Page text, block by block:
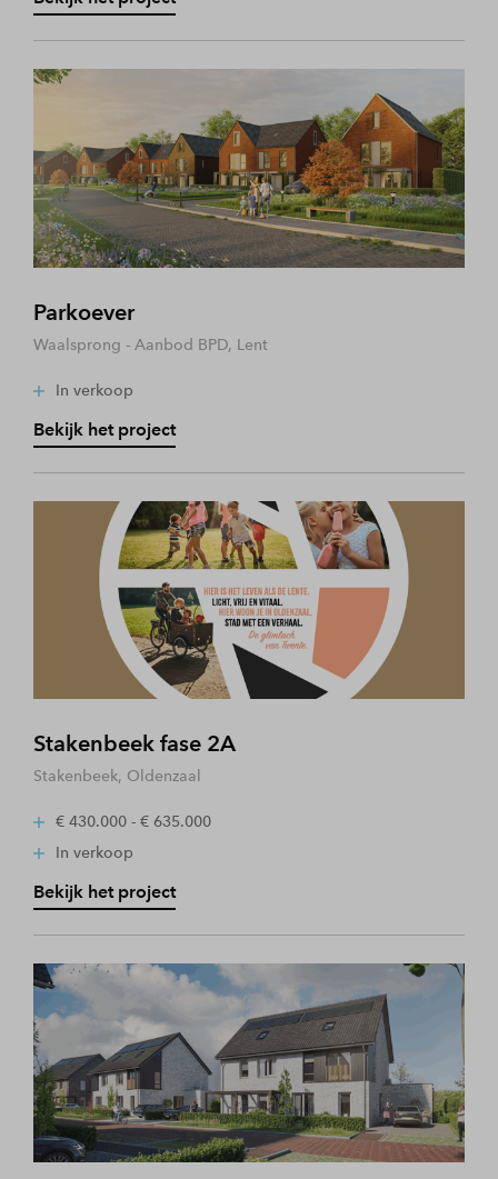
Parkoever
Waalsprong - Aanbod BPD, Lent
In verkoop
Bekijk het project
Stakenbeek fase 2A
Stakenbeek, Oldenzaal
€ 430.000 - € 635.000
In verkoop
Bekijk het project